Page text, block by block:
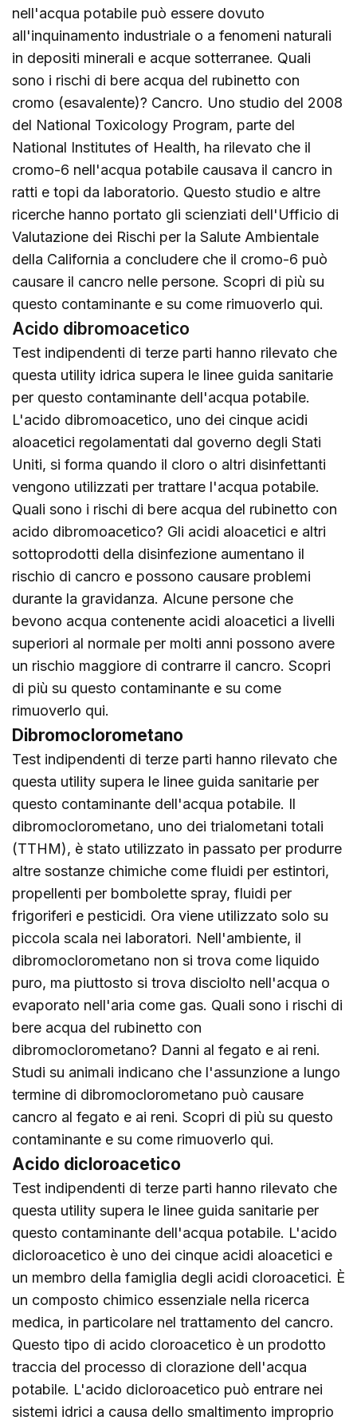
nell'acqua potabile può essere dovuto
all'inquinamento industriale o a fenomeni naturali
in depositi minerali e acque sotterranee. Quali
sono i rischi di bere acqua del rubinetto con
cromo (esavalente)? Cancro. Uno studio del 2008
del National Toxicology Program, parte del
National Institutes of Health, ha rilevato che il
cromo-6 nell'acqua potabile causava il cancro in
ratti e topi da laboratorio. Questo studio e altre
ricerche hanno portato gli scienziati dell'Ufficio di
Valutazione dei Rischi per la Salute Ambientale
della California a concludere che il cromo-6 può
causare il cancro nelle persone. Scopri di più su
questo contaminante e su come rimuoverlo qui.
Acido dibromoacetico
Test indipendenti di terze parti hanno rilevato che
questa utility idrica supera le linee guida sanitarie
per questo contaminante dell'acqua potabile.
L'acido dibromoacetico, uno dei cinque acidi
aloacetici regolamentati dal governo degli Stati
Uniti, si forma quando il cloro o altri disinfettanti
vengono utilizzati per trattare l'acqua potabile.
Quali sono i rischi di bere acqua del rubinetto con
acido dibromoacetico? Gli acidi aloacetici e altri
sottoprodotti della disinfezione aumentano il
rischio di cancro e possono causare problemi
durante la gravidanza. Alcune persone che
bevono acqua contenente acidi aloacetici a livelli
superiori al normale per molti anni possono avere
un rischio maggiore di contrarre il cancro. Scopri
di più su questo contaminante e su come
rimuoverlo qui.
Dibromoclorometano
Test indipendenti di terze parti hanno rilevato che
questa utility supera le linee guida sanitarie per
questo contaminante dell'acqua potabile. Il
dibromoclorometano, uno dei trialometani totali
(TTHM), è stato utilizzato in passato per produrre
altre sostanze chimiche come fluidi per estintori,
propellenti per bombolette spray, fluidi per
frigoriferi e pesticidi. Ora viene utilizzato solo su
piccola scala nei laboratori. Nell'ambiente, il
dibromoclorometano non si trova come liquido
puro, ma piuttosto si trova disciolto nell'acqua o
evaporato nell'aria come gas. Quali sono i rischi di
bere acqua del rubinetto con
dibromoclorometano? Danni al fegato e ai reni.
Studi su animali indicano che l'assunzione a lungo
termine di dibromoclorometano può causare
cancro al fegato e ai reni. Scopri di più su questo
contaminante e su come rimuoverlo qui.
Acido dicloroacetico
Test indipendenti di terze parti hanno rilevato che
questa utility supera le linee guida sanitarie per
questo contaminante dell'acqua potabile. L'acido
dicloroacetico è uno dei cinque acidi aloacetici e
un membro della famiglia degli acidi cloroacetici. È
un composto chimico essenziale nella ricerca
medica, in particolare nel trattamento del cancro.
Questo tipo di acido cloroacetico è un prodotto
traccia del processo di clorazione dell'acqua
potabile. L'acido dicloroacetico può entrare nei
sistemi idrici a causa dello smaltimento improprio